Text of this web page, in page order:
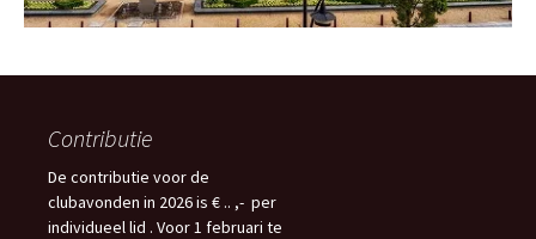
Contributie
De contributie voor de
clubavonden in 2026 is € .. ,- per
individueel lid . Voor 1 februari te